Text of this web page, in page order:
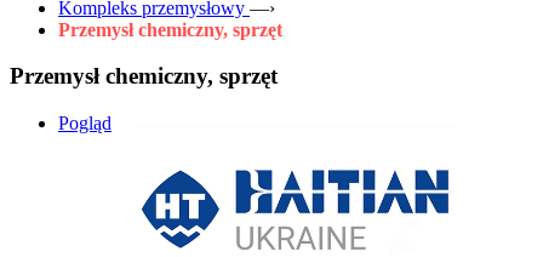
Kompleks przemysłowy —›
Przemysł chemiczny, sprzęt
Przemysł chemiczny, sprzęt
Pogląd